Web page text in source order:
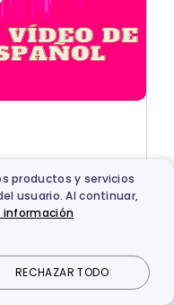
a Español
productos y servicios
usuario. Al continuar,
información
RECHAZAR TODO